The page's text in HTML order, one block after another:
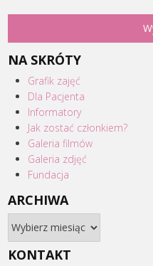
NA SKRÓTY
Grafik zajęć
Dla Pacjenta
Informatory
Jak zostać członkiem?
Galeria filmów
Galeria zdjęć
Fundacja
ARCHIWA
Archiwa
KONTAKT